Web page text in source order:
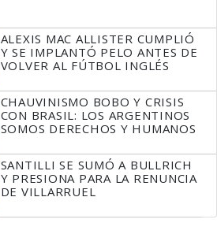
ALEXIS MAC ALLISTER CUMPLIÓ
Y SE IMPLANTÓ PELO ANTES DE
VOLVER AL FÚTBOL INGLÉS
CHAUVINISMO BOBO Y CRISIS
CON BRASIL: LOS ARGENTINOS
SOMOS DERECHOS Y HUMANOS
SANTILLI SE SUMÓ A BULLRICH
Y PRESIONA PARA LA RENUNCIA
DE VILLARRUEL